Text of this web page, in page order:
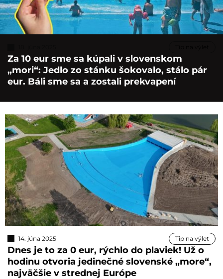
Za 10 eur sme sa kúpali v slovenskom
„mori“: Jedlo zo stánku šokovalo, stálo pár
eur. Báli sme sa a zostali prekvapení
14. júna 2025 Tip na výlet
Dnes je to za 0 eur, rýchlo do plaviek! Už o
hodinu otvoria jedinečné slovenské „more“,
najväčšie v strednej Európe